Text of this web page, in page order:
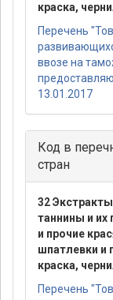
краска,
Перечень
ввозе на
13.01.2017
Код в
стран
32
таннины и их
и прочие
шпатлевки и
краска,
Перечень